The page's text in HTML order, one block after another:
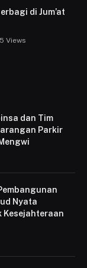
di Jum’at
Views
dan Tim
Parkir
Nyata
Kesejahteraan